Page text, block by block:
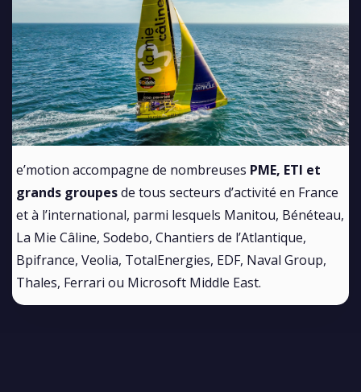
e’motion accompagne de nombreuses PME, ETI et
grands groupesde tous secteurs d’activité en France
et à l’international, parmi lesquels Manitou, Bénéteau,
La Mie Câline, Sodebo, Chantiers de l’Atlantique,
Bpifrance, Veolia, TotalEnergies, EDF, Naval Group,
Thales, Ferrari ou Microsoft Middle East.